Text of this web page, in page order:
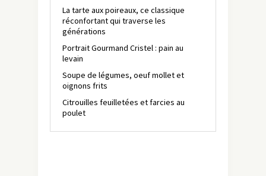
La tarte aux poireaux, ce classique
réconfortant qui traverse les
générations
Portrait Gourmand Cristel : pain au
levain
Soupe de légumes, oeuf mollet et
oignons frits
Citrouilles feuilletées et farcies au
poulet